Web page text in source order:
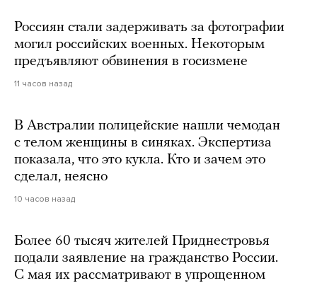
Россиян стали задерживать за фотографии
могил российских военных. Некоторым
предъявляют обвинения в госизмене
11 часов назад
В Австралии полицейские нашли чемодан
с телом женщины в синяках. Экспертиза
показала, что это кукла. Кто и зачем это
сделал, неясно
10 часов назад
Более 60 тысяч жителей Приднестровья
подали заявление на гражданство России.
С мая их рассматривают в упрощенном